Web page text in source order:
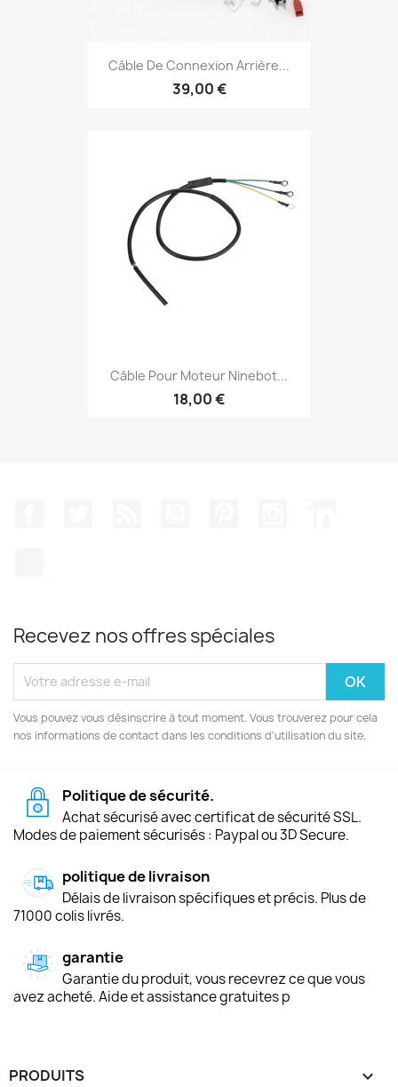
Câble De Connexion Arrière...
39,00 €
Câble Pour Moteur Ninebot...
18,00 €
Recevez nos offres spéciales
Vous pouvez vous désinscrire à tout moment. Vous trouverez pour cela
nos informations de contact dans les conditions d'utilisation du site.
Politique de sécurité.
Achat sécurisé avec certificat de sécurité SSL.
Modes de paiement sécurisés : Paypal ou 3D Secure.
politique de livraison
Délais de livraison spécifiques et précis. Plus de
71000 colis livrés.
garantie
Garantie du produit, vous recevrez ce que vous
avez acheté. Aide et assistance gratuites p
PRODUITS 